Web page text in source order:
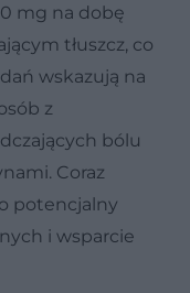
mg na dobę
tłuszcz, co
wskazują na
z
bólu
Coraz
potencjalny
i wsparcie